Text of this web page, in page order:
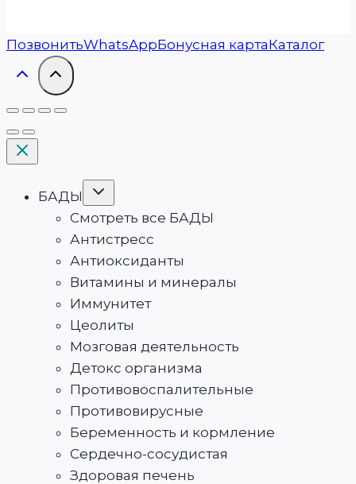
ПозвонитьWhatsAppБонусная картаКаталог
БАДЫ
Смотреть все БАДЫ
Антистресс
Антиоксиданты
Витамины и минералы
Иммунитет
Цеолиты
Мозговая деятельность
Детокс организма
Противовоспалительные
Противовирусные
Беременность и кормление
Сердечно-сосудистая
Здоровая печень